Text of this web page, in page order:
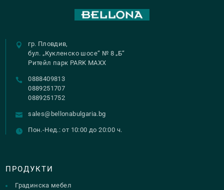
гр. Пловдив,
бул. „Кукленско шосе“ № 8 „Б“
Ритейл парк PARK MAXX
0888409813
0889251707
0889251752
sales@bellonabulgaria.bg
Пон.-Нед.: от 10:00 до 20:00 ч.
ПРОДУКТИ
Градинска мебел